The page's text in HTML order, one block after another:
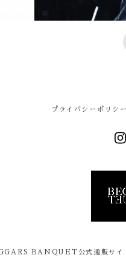
プライバシーポリシー
BANQUET公式通販サ